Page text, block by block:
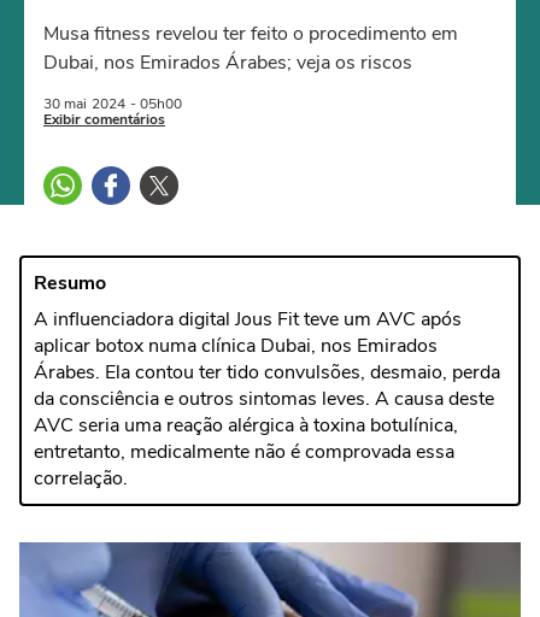
Musa fitness revelou ter feito o procedimento em
Dubai, nos Emirados Árabes; veja os riscos
30 mai 2024 - 05h00
Exibir comentários
Resumo
A influenciadora digital Jous Fit teve um AVC após
aplicar botox numa clínica Dubai, nos Emirados
Árabes. Ela contou ter tido convulsões, desmaio, perda
da consciência e outros sintomas leves. A causa deste
AVC seria uma reação alérgica à toxina botulínica,
entretanto, medicalmente não é comprovada essa
correlação.